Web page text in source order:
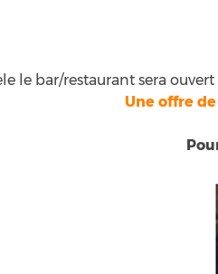
le bar/restaurant sera
Une offre